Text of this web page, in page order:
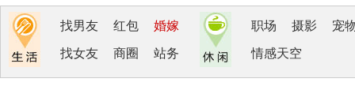
找男友 红包 婚嫁
找女友 商圈 站务
职场 摄影 宠
情感天空